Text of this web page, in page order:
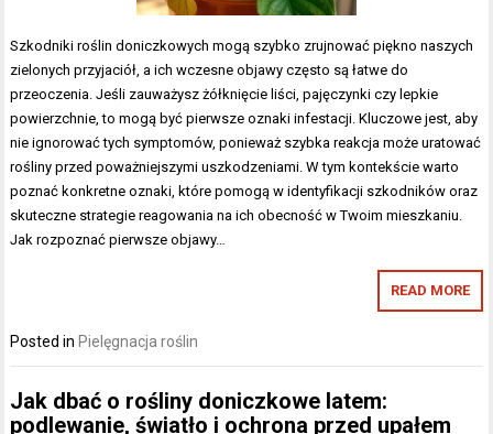
Szkodniki roślin doniczkowych mogą szybko zrujnować piękno naszych
zielonych przyjaciół, a ich wczesne objawy często są łatwe do
przeoczenia. Jeśli zauważysz żółknięcie liści, pajęczynki czy lepkie
powierzchnie, to mogą być pierwsze oznaki infestacji. Kluczowe jest, aby
nie ignorować tych symptomów, ponieważ szybka reakcja może uratować
rośliny przed poważniejszymi uszkodzeniami. W tym kontekście warto
poznać konkretne oznaki, które pomogą w identyfikacji szkodników oraz
skuteczne strategie reagowania na ich obecność w Twoim mieszkaniu.
Jak rozpoznać pierwsze objawy…
READ MORE
Posted in Pielęgnacja roślin
Jak dbać o rośliny doniczkowe latem:
podlewanie, światło i ochrona przed upałem